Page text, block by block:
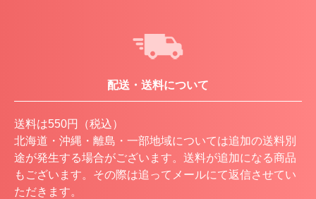
配送・送料について
送料は550円（税込）
北海道・沖縄・離島・一部地域については追加の送料別
途が発生する場合がございます。送料が追加になる商品
もございます。その際は追ってメールにて返信させてい
ただきます。